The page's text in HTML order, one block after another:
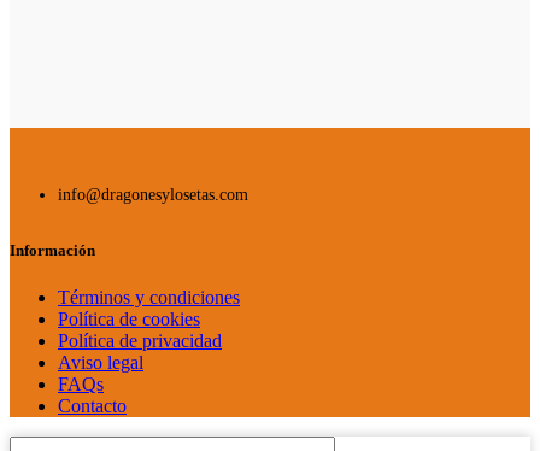
info@dragonesylosetas.com
Información
Términos y condiciones
Política de cookies
Política de privacidad
Aviso legal
FAQs
Contacto